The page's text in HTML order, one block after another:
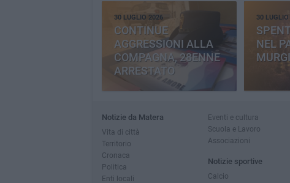
30 LUGLIO 2026
CONTINUE
AGGRESSIONI ALLA
COMPAGNA, 28ENNE
ARRESTATO
30
NEL
Notizie da Matera
Vita di città
Territorio
Cronaca
Politica
Enti locali
Eventi e cultura
Scuola e Lavoro
Associazioni
Notizie sportive
Calcio